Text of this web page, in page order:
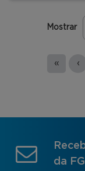
Mostrar
« ‹
da